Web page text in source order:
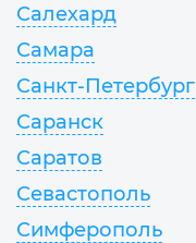
Салехард
Самара
Санкт-Петербург
Саранск
Саратов
Севастополь
Симферополь